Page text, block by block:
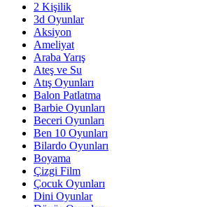
2 Kişilik
3d Oyunlar
Aksiyon
Ameliyat
Araba Yarış
Ateş ve Su
Atış Oyunları
Balon Patlatma
Barbie Oyunları
Beceri Oyunları
Ben 10 Oyunları
Bilardo Oyunları
Boyama
Çizgi Film
Çocuk Oyunları
Dini Oyunlar